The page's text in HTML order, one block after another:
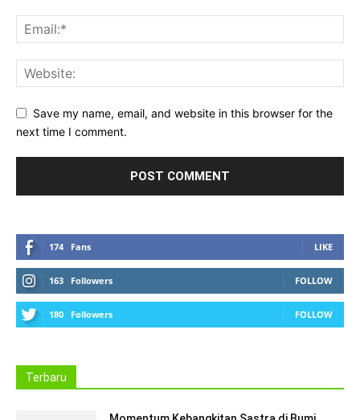
Save my name, email, and website in this browser for the
next time I comment.
174 Fans LIKE
163 Followers FOLLOW
180 Followers FOLLOW
Terbaru